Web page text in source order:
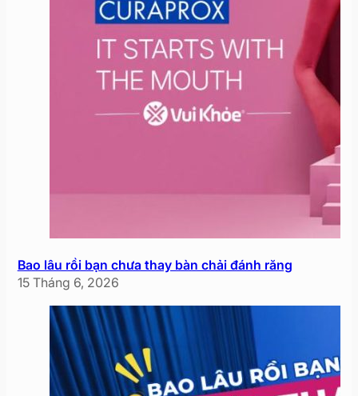
Bao lâu rồi bạn chưa thay bàn chải đánh răng
15 Tháng 6, 2026